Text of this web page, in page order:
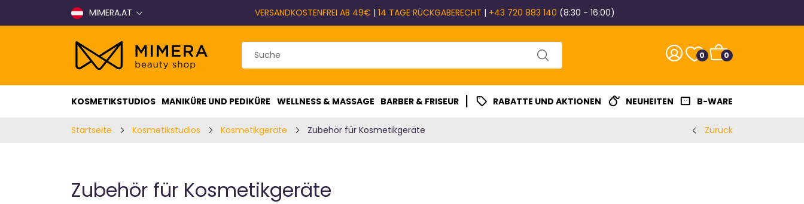
MIMERA.AT VERSANDKOSTENFREI AB 49€ | 14 TAGE RÜCKGABERECHT | +43 720 883 140 (8:30 - 16:00)
0 0
KOSMETIKSTUDIOS MANIKÜRE UND PEDIKÜRE WELLNESS & MASSAGE BARBER & FRISEUR | RABATTE UND AKTIONEN NEUHEITEN B-WARE
Startseite Kosmetikstudios Kosmetikgeräte Zubehör für Kosmetikgeräte Zurück
Zubehör für Kosmetikgeräte